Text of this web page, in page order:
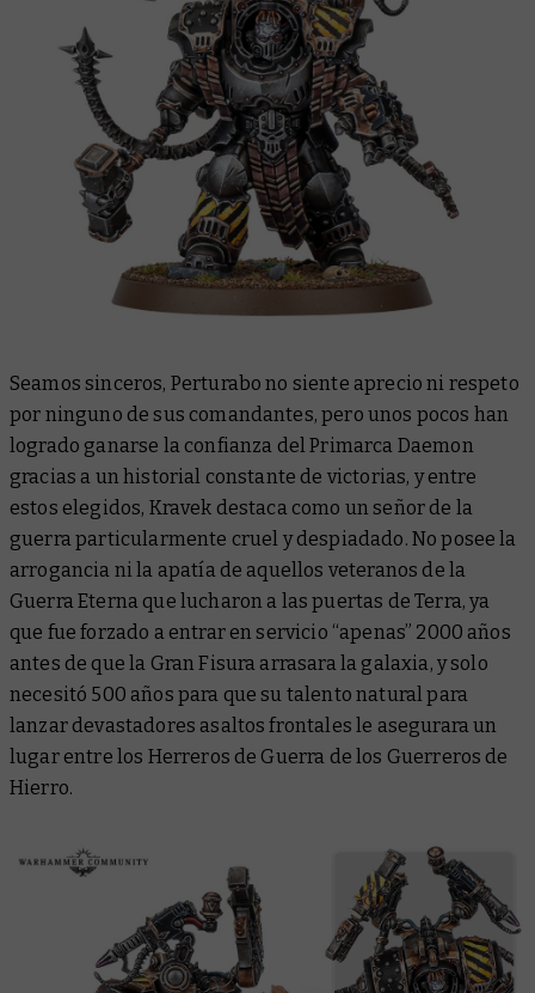
Seamos sinceros, Perturabo no siente aprecio ni respeto
por ninguno de sus comandantes, pero unos pocos han
logrado ganarse la confianza del Primarca Daemon
gracias a un historial constante de victorias, y entre
estos elegidos, Kravek destaca como un señor de la
guerra particularmente cruel y despiadado. No posee la
arrogancia ni la apatía de aquellos veteranos de la
Guerra Eterna que lucharon a las puertas de Terra, ya
que fue forzado a entrar en servicio “apenas” 2000 años
antes de que la Gran Fisura arrasara la galaxia, y solo
necesitó 500 años para que su talento natural para
lanzar devastadores asaltos frontales le asegurara un
lugar entre los Herreros de Guerra de los Guerreros de
Hierro.